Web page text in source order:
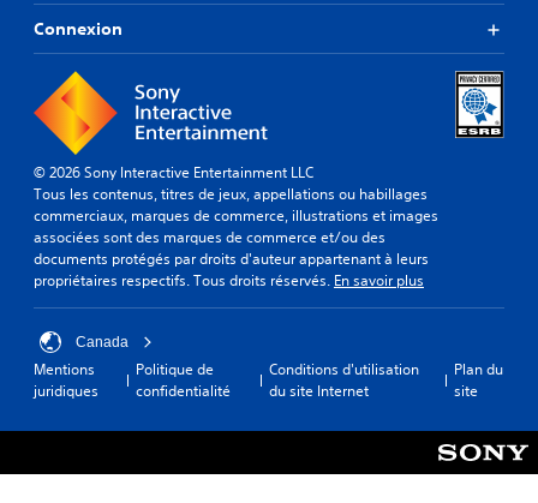
Connexion
© 2026 Sony Interactive Entertainment LLC
Tous les contenus, titres de jeux, appellations ou habillages
commerciaux, marques de commerce, illustrations et images
associées sont des marques de commerce et/ou des
documents protégés par droits d'auteur appartenant à leurs
propriétaires respectifs. Tous droits réservés. En savoir plus
Canada
Mentions
juridiques
Politique de
confidentialité
Conditions d'utilisation
du site Internet
Plan du
site